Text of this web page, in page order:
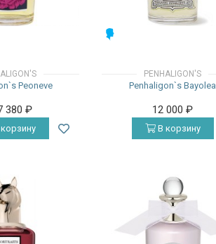
Peoneve
380₽
PENHALIGON'S
Penhaligon`s Bayolea
12 000₽
В корзину